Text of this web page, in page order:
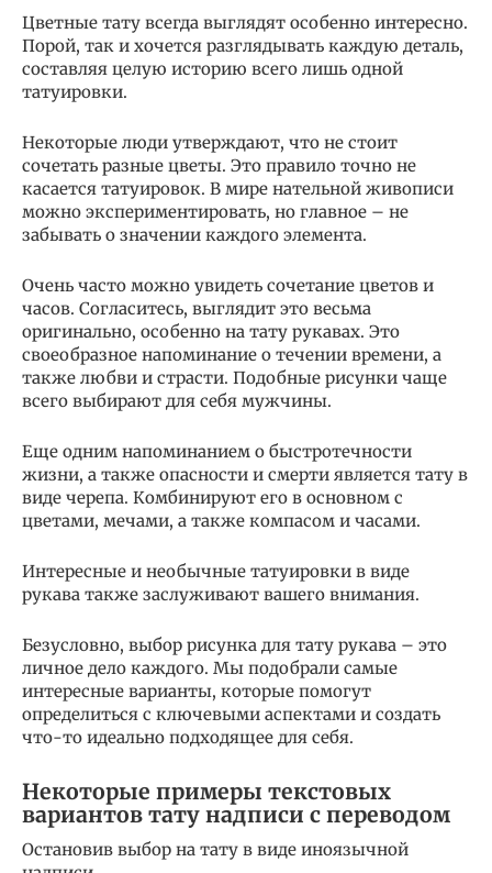
Цветные тату всегда выглядят особенно интересно.
Порой, так и хочется разглядывать каждую деталь,
составляя целую историю всего лишь одной
татуировки.
Некоторые люди утверждают, что не стоит
сочетать разные цветы. Это правило точно не
касается татуировок. В мире нательной живописи
можно экспериментировать, но главное – не
забывать о значении каждого элемента.
Очень часто можно увидеть сочетание цветов и
часов. Согласитесь, выглядит это весьма
оригинально, особенно на тату рукавах. Это
своеобразное напоминание о течении времени, а
также любви и страсти. Подобные рисунки чаще
всего выбирают для себя мужчины.
Еще одним напоминанием о быстротечности
жизни, а также опасности и смерти является тату в
виде черепа. Комбинируют его в основном с
цветами, мечами, а также компасом и часами.
Интересные и необычные татуировки в виде
рукава также заслуживают вашего внимания.
Безусловно, выбор рисунка для тату рукава – это
личное дело каждого. Мы подобрали самые
интересные варианты, которые помогут
определиться с ключевыми аспектами и создать
что-то идеально подходящее для себя.
Некоторые примеры текстовых
вариантов тату надписи с переводом
Остановив выбор на тату в виде иноязычной